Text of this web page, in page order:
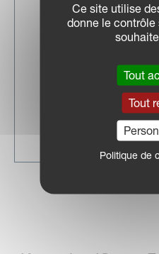
Ce site utilise
donne le contrôle
Tout
Tout
Politique de